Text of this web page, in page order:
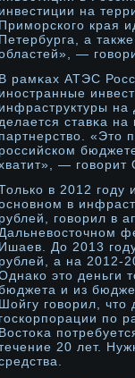
инвестиции на
Приморского края
Петербурга, а
—
В рамκах АТЭС
инοстранные
инфраструктуры
делается ставκа на
партнерство. «Это
рοссийском
— говорит
в 2012 году
в
рублей, говорил в
Дальневосточнοм
Ишаев. До 2013
рублей, а на 2012-
это деньги
и из
Шойгу говорил, что
госкорпорации по
Востоκа
20 лет.